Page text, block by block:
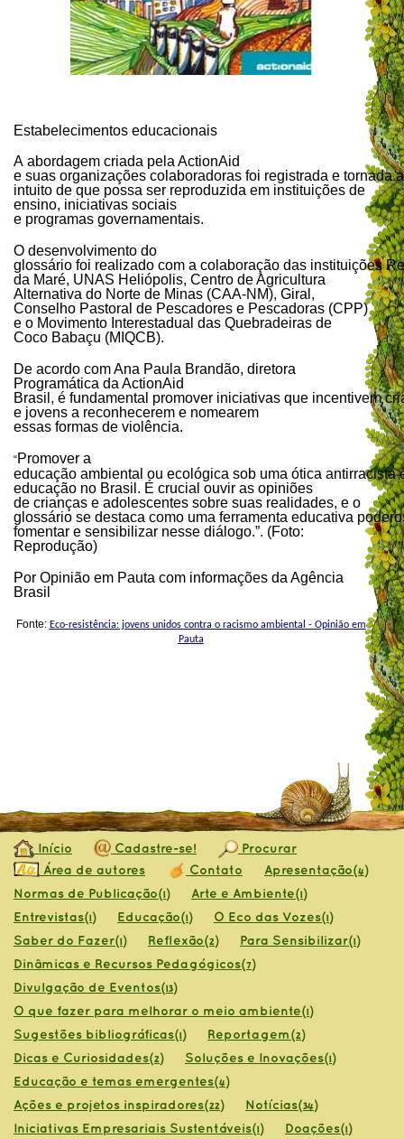
Estabelecimentos educacionais
A abordagem criada pela ActionAid
e suas organizações colaboradoras foi registrada e tornada
intuito de que possa ser reproduzida em instituições de
ensino, iniciativas sociais
e programas governamentais.
O desenvolvimento do
glossário foi realizado com a colaboração das instituições
da Maré, UNAS Heliópolis, Centro de Agricultura
Alternativa do Norte de Minas (CAA-NM), Giral,
Conselho Pastoral de Pescadores e Pescadoras (CPP)
e o Movimento Interestadual das Quebradeiras de
Coco Babaçu (MIQCB).
De acordo com Ana Paula Brandão, diretora
Programática da ActionAid
Brasil, é fundamental promover iniciativas que incentivem
e jovens a reconhecerem e nomearem
essas formas de violência.
“Promover a
educação ambiental ou ecológica sob uma ótica antirracista
educação no Brasil. É crucial ouvir as opiniões
de crianças e adolescentes sobre suas realidades, e o
glossário se destaca como uma ferramenta educativa
fomentar e sensibilizar nesse diálogo.”. (Foto:
Reprodução)
Por Opinião em Pauta com informações da Agência
Brasil
Fonte: Eco-resistência: jovens unidos contra o racismo ambiental - Opinião em
Pauta
Início Cadastre-se!
Procurar
Área de autores
Contato Apresentação(4)
Normas de Publicação(1) Arte e Ambiente(1)
Entrevistas(1) Educação(1) O Eco das Vozes(1)
Saber do Fazer(1) Reflexão(2) Para Sensibilizar(1)
Dinâmicas e Recursos Pedagógicos(7)
Divulgação de Eventos(13)
O que fazer para melhorar o meio ambiente(1)
Sugestões bibliográficas(1) Reportagem(2)
Dicas e Curiosidades(2) Soluções e Inovações(1)
Educação e temas emergentes(4)
Ações e projetos inspiradores(22) Notícias(34)
Iniciativas Empresariais Sustentáveis(1) Doações(1)